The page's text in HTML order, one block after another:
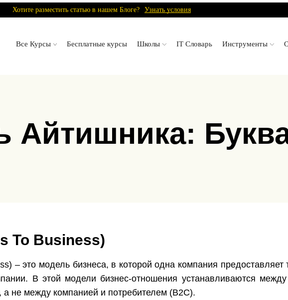
Хотите разместить статью в нашем Блоге? Узнать условия
Все Курсы Бесплатные курсы Школы IT Словарь Инструменты
Айтишника:
To Business)
– это модель бизнеса, в которой одна компания предоставляет
В этой модели бизнес-отношения устанавливаются
не между компанией и потребителем (B2C).